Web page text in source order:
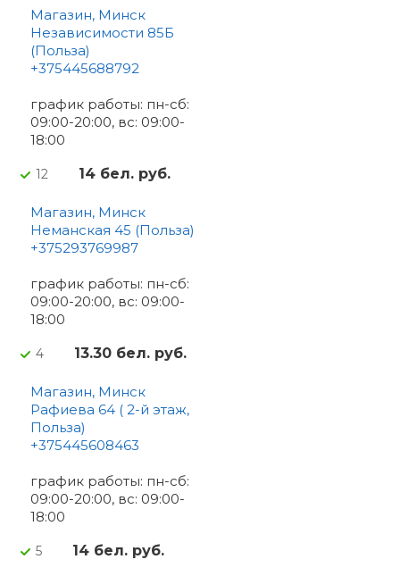
Магазин, Минск
Независимости 85Б
(Польза)
+375445688792
график работы: пн-сб:
09:00-20:00, вс: 09:00-
18:00
12 14 бел. руб.
Магазин, Минск
Неманская 45 (Польза)
+375293769987
график работы: пн-сб:
09:00-20:00, вс: 09:00-
18:00
4 13.30 бел. руб.
Магазин, Минск
Рафиева 64 ( 2-й этаж,
Польза)
+375445608463
график работы: пн-сб:
09:00-20:00, вс: 09:00-
18:00
5 14 бел. руб.